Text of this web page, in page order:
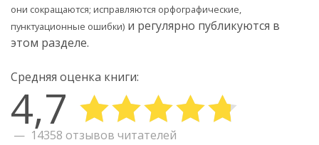
они сокращаются; исправляются орфографические,
пунктуационные ошибки) и регулярно публикуются в
этом разделе.
Средняя оценка книги:
4,7
14358 отзывов читателей